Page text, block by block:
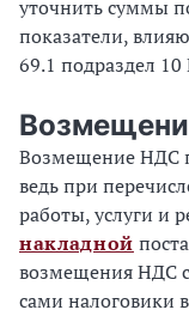
уточнить суммы
показатели,
69.1 подраздел
Возмещение НДС
ведь при
работы, услуги и
накладной
возмещения НДС
сами налоговики